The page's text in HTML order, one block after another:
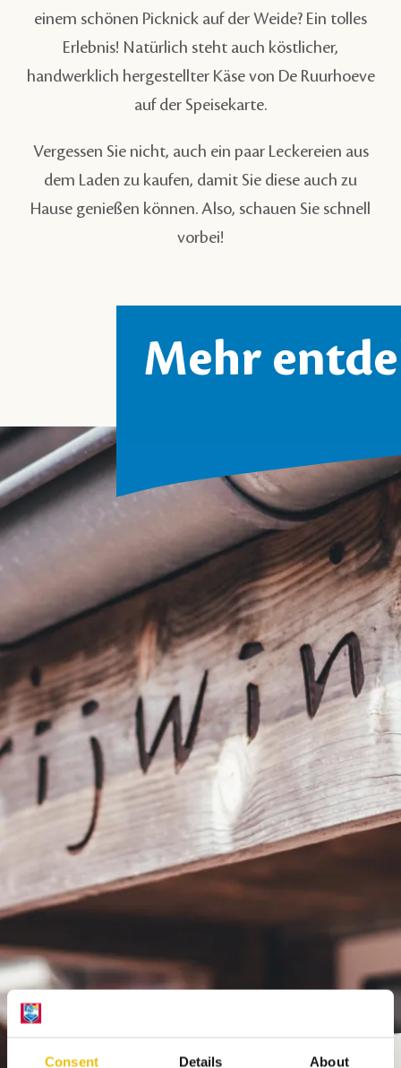
Consent Details About
einem schönen Picknick auf der Weide? Ein tolles
Erlebnis! Natürlich steht auch köstlicher,
handwerklich hergestellter Käse von De Ruurhoeve
auf der Speisekarte.
Vergessen Sie nicht, auch ein paar Leckereien aus
dem Laden zu kaufen, damit Sie diese auch zu
Hause genießen können. Also, schauen Sie schnell
vorbei!
Mehr